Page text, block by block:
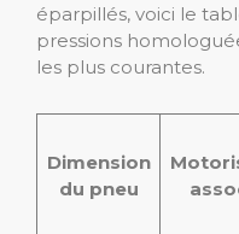
éparpillés, voici le
pressions
les plus courantes.
Dimension
du pneu